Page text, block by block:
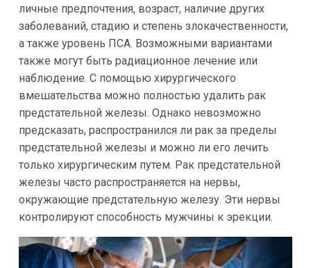
личные предпочтения, возраст, наличие других
заболеваний, стадию и степень злокачественности,
а также уровень ПСА. Возможными вариантами
также могут быть радиационное лечение или
наблюдение. С помощью хирургического
вмешательства можно полностью удалить рак
предстательной железы. Однако невозможно
предсказать, распространился ли рак за пределы
предстательной железы и можно ли его лечить
только хирургическим путем. Рак предстательной
железы часто распространяется на нервы,
окружающие предстательную железу. Эти нервы
контролируют способность мужчины к эрекции.